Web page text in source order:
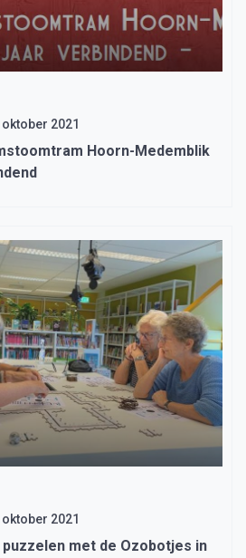
oktober 2021
Hoorn-Medemblik
oktober 2021
met de Ozobotjes in